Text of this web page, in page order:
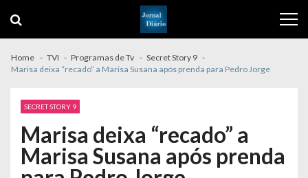
navigation
content
Home TVI Programas de Tv
Secret Story 9
Marisa deixa “recado” a Marisa Susana após prenda para Pedro Jorge
SECRET STORY 9
Marisa deixa “recado” a
Marisa Susana após prenda